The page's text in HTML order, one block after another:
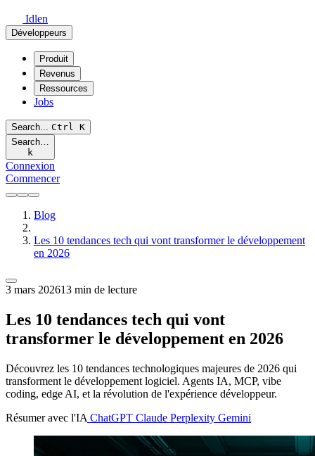
Idlen
Développeurs
Produit
Revenus
Ressources
Jobs
Search... Ctrl K
Search…
k
Connexion
Commencer
Blog
Les 10 tendances tech qui vont transformer le développement
en 2026
3 mars 202613 min de lecture
Les 10 tendances tech qui vont
transformer le développement en 2026
Découvrez les 10 tendances technologiques majeures de 2026 qui
transforment le développement logiciel. Agents IA, MCP, vibe
coding, edge AI, et la révolution de l'expérience développeur.
Résumer avec l'IA ChatGPT Claude Perplexity Gemini